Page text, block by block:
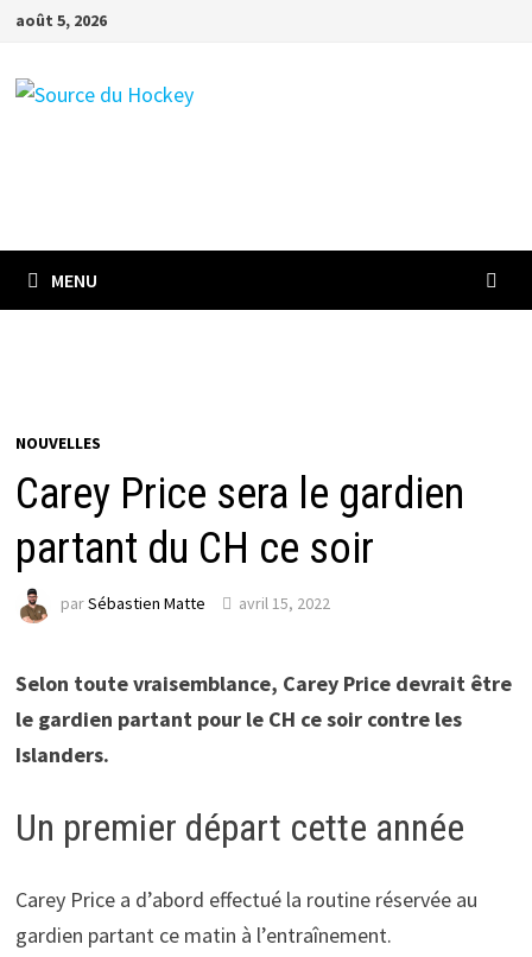
Passer
contenu
août 5, 2026
MENU
NOUVELLES
Carey Price sera le gardien
partant du CH ce soir
parSébastien Matte avril 15, 2022
Selon toute vraisemblance, Carey Price devrait être
le gardien partant pour le CH ce soir contre les
Islanders.
Un premier départ cette année
Carey Price a d’abord effectué la routine réservée au
gardien partant ce matin à l’entraînement.